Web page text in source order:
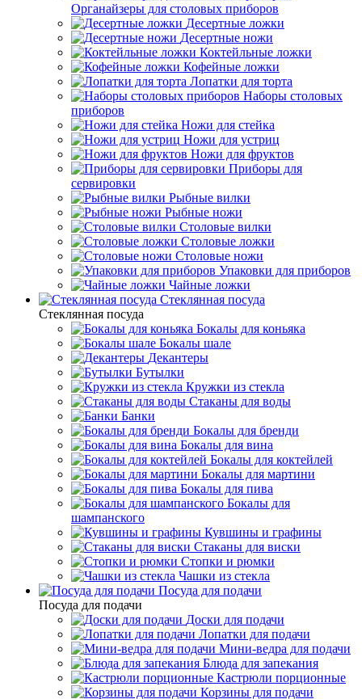
Органайзеры для столовых приборов
Десертные ложки
Десертные ножи
Коктейльные ложки
Кофейные ложки
Лопатки для торта
Наборы столовых
приборов
Ножи для стейка
Ножи для устриц
Ножи для фруктов
Приборы для
сервировки
Рыбные вилки
Рыбные ножи
Столовые вилки
Столовые ложки
Столовые ножи
Упаковки для приборов
Чайные ложки
Стеклянная посуда
Стеклянная посуда
Бокалы для коньяка
Бокалы шале
Декантеры
Бутылки
Кружки из стекла
Стаканы для воды
Банки
Бокалы для бренди
Бокалы для вина
Бокалы для коктейлей
Бокалы для мартини
Бокалы для пива
Бокалы для
шампанского
Кувшины и графины
Стаканы для виски
Стопки и рюмки
Чашки из стекла
Посуда для подачи
Посуда для подачи
Доски для подачи
Лопатки для подачи
Мини-ведра для подачи
Блюда для запекания
Кастрюли порционные
Корзины для подачи